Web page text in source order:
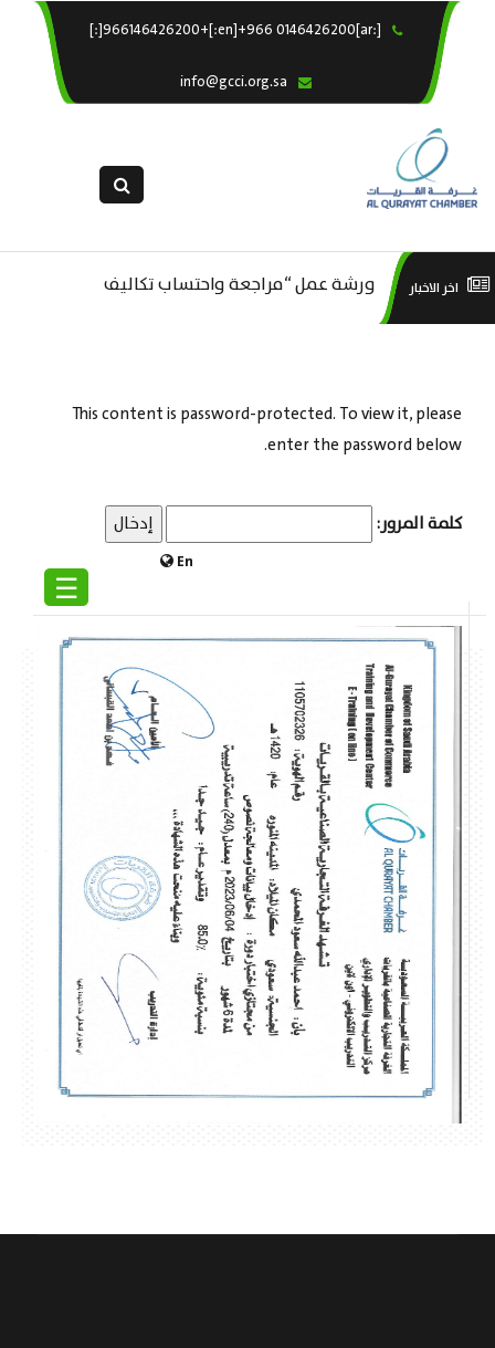
[:ar]966146426200+[:en]+966 0146426200[:]
En
☰
×
خدماتنا
التقديم الالكترونى
اخر الاخبار ورشة عمل “مراجعة واحتساب تكاليف
This content is password-protected. To view it, please
enter the password below.
كلمة المرور: